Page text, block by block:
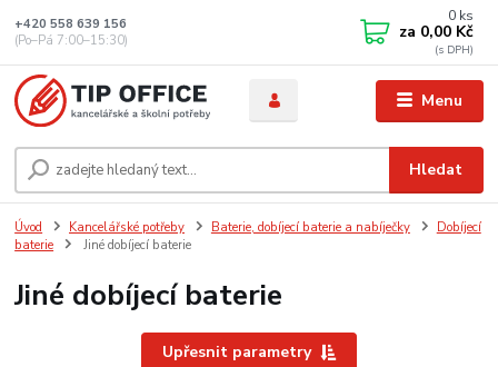
Menu
Hledat
+420 558 639 156
(Po–Pá 7:00–15:30)
0 ks
za 0,00 Kč
Úvod Kancelářské potřeby Baterie, dobíjecí baterie a nabíječky
Dobíjecí
baterie
Jiné dobíjecí baterie
Jiné dobíjecí baterie
Upřesnit parametry